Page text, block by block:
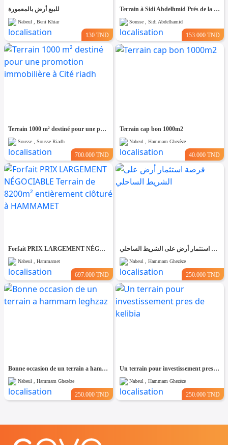
للبيع أرض بالمعمورة
Nabeul , Beni Khiar
130 TND
Terrain à Sidi Abdelhmid Prés de la mer
Sousse , Sidi Abdelhamid
153.000 TND
Terrain 1000 m² destiné pour une promotion immobilière à Cité riadh
Sousse , Sousse Riadh
700.000 TND
Terrain cap bon 1000m2
Nabeul , Hammam Ghezèze
40.000 TND
Forfait PRIX LARGEMENT NÉGOCIABLE Terrain de 8200m² entièrement clôturé à HAMMAMET
Nabeul , Hammamet
697.000 TND
فرصة استثمار أرض على الشريط الساحلي
Nabeul , Hammam Ghezèze
250.000 TND
Bonne occasion de un terrain a hammam leghzaz
Nabeul , Hammam Ghezèze
250.000 TND
Un terrain pour investissement pres de kelibia
Nabeul , Hammam Ghezèze
250.000 TND